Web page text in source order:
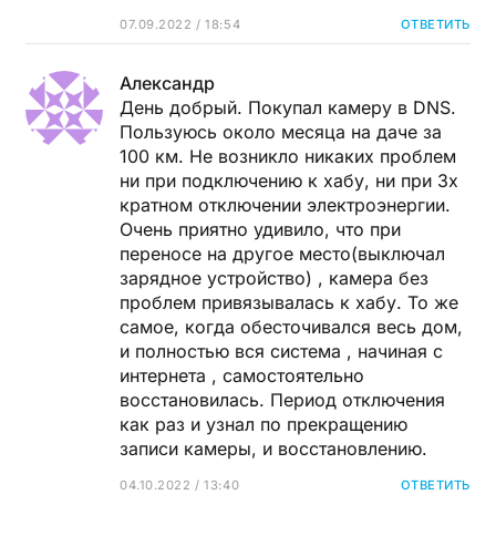
07.09.2022 / 18:54 ОТВЕТИТЬ
Александр
День добрый. Покупал камеру в DNS.
Пользуюсь около месяца на даче за
100 км. Не возникло никаких проблем
ни при подключению к хабу, ни при 3х
кратном отключении электроэнергии.
Очень приятно удивило, что при
переносе на другое место(выключал
зарядное устройство) , камера без
проблем привязывалась к хабу. То же
самое, когда обесточивался весь дом,
и полностью вся система , начиная с
интернета , самостоятельно
восстановилась. Период отключения
как раз и узнал по прекращению
записи камеры, и восстановлению.
04.10.2022 / 13:40 ОТВЕТИТЬ